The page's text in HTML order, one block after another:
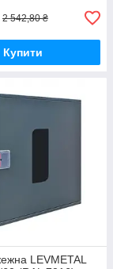
2 542,80 ₴
Купити
LEVMETAL